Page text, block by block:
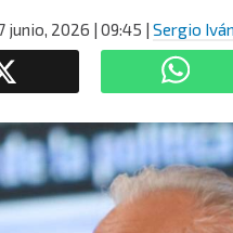
junio, 2026 | 09:45 | Sergio